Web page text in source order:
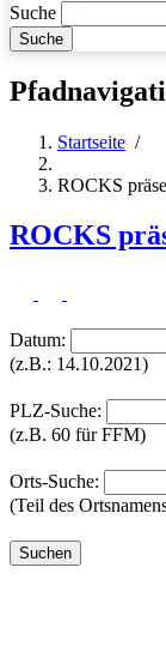
Suche
Startseite /
ROCKS
ROCKS
Datum:
(z.B.: 14.10.2021)
PLZ-Suche:
(z.B. 60 für FFM)
Orts-Suche:
(Teil des